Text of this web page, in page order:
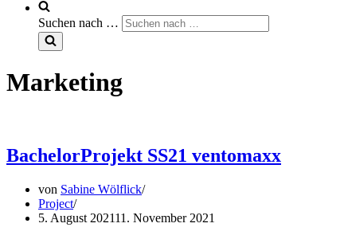
Suchen nach …
Marketing
BachelorProjekt SS21 ventomaxx
von Sabine Wölflick
Project
5. August 202111. November 2021